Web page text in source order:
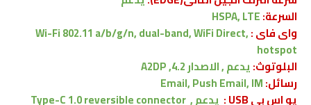
السرعة:HSPA, LTE
واى فاى :Wi-Fi 802.11 a/b/g/n, dual-band, WiFi Direct,
hotspot
البلوتوث:يدعم , الاصدار4.2, A2DP
رسائل:Email, Push Email, IM
يو اس بي USB :
يدعم , Type-C 1.0 reversible connector